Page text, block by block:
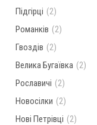
Підгірці (2)
Романків (2)
Гвоздів (2)
Велика Бугаївка (2)
Рославичі (2)
Новосілки (2)
Нові Петрівці (2)